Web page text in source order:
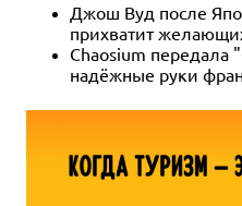
Джош Вуд после
прихватит
Chaosium
надёжные руки